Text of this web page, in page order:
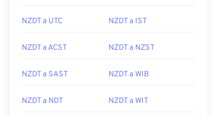
NZDT a UTC NZDT a IST
NZDT a ACST NZDT a NZST
NZDT a SAST NZDT a WIB
NZDT a NDT NZDT a WIT